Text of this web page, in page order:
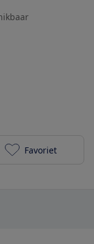
HUAWEI
Favoriet